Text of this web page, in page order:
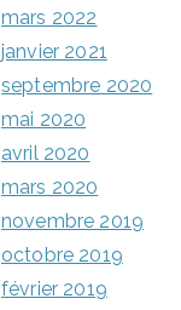
mars 2022
janvier 2021
septembre 2020
mai 2020
avril 2020
mars 2020
novembre 2019
octobre 2019
février 2019